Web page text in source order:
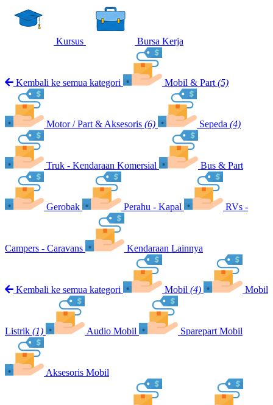
Kursus Bursa Kerja
Kembali ke semua kategori Mobil & Part (5)
Motor / Part & Aksesoris (6) Sepeda (4)
Truk - Kendaraan Komersial Bus & Part
Gerobak Perahu - Kapal RVs -
Campers - Caravans Kendaraan Lainnya
Kembali ke semua kategori Mobil (4) Mobil
Listrik (1) Audio Mobil Sparepart Mobil
Aksesoris Mobil